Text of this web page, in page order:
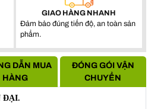
GIAO HÀNG NHANH
Đảm bảo đúng tiến độ, an toàn sản
phẩm.
DẪN MUA
HÀNG
ĐÓNG GÓI VẬN
CHUYỂN
ĐẠI.